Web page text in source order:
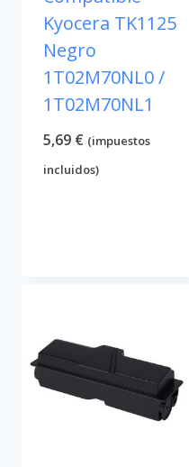
Kyocera TK1125
Negro
1T02M70NL0 /
1T02M70NL1
5,69 € (impuestos
incluidos)